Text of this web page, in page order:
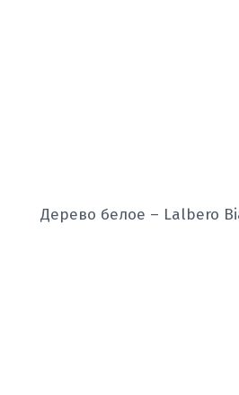
Дерево белое – Lalbero